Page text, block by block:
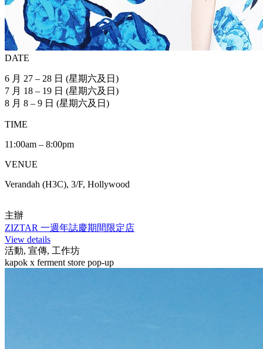
DATE
6 月 27 – 28 日 (星期六及日)
7 月 18 – 19 日 (星期六及日)
8 月 8 – 9 日 (星期六及日)
TIME
11:00am – 8:00pm
VENUE
Verandah (H3C), 3/F, Hollywood
主辦
ZIZTAR 一週年誌慶期間限定店
View details
活動, 宣傳, 工作坊
kapok x ferment store pop-up